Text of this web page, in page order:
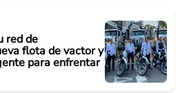
d
red de
flota de vactor y
para enfrentar